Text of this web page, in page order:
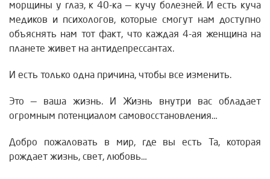
морщины у глаз, к 40-ка — кучу болезней. И есть куча
медиков и психологов, которые смогут нам доступно
объяснять нам тот факт, что каждая 4-ая женщина на
планете живет на антидепрессантах.
И есть только одна причина, чтобы все изменить.
Это — ваша жизнь. И Жизнь внутри вас обладает
огромным потенциалом самовосстановления…
Добро пожаловать в мир, где вы есть Та, которая
рождает жизнь, свет, любовь…